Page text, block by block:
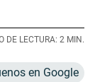
DE LECTURA: 2 MIN.
en Google